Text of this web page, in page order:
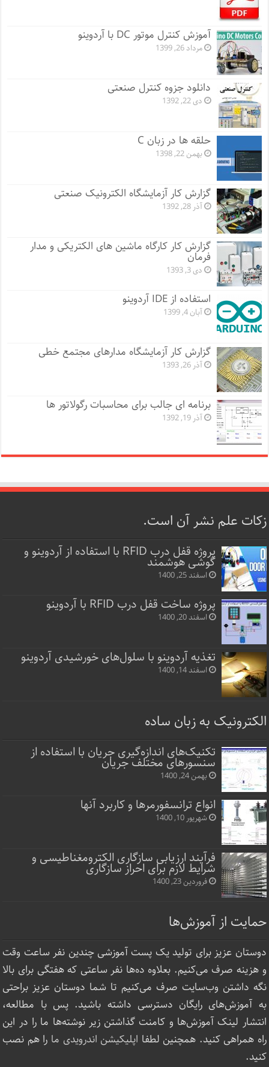
آموزش کنترل موتور DC با آردوینو
مرداد 26, 1399
دانلود جزوه کنترل صنعتی
دی 22, 1392
حلقه ها در زبان C
بهمن 22, 1398
گزارش کار آزمایشگاه الکترونیک صنعتی
آذر 28, 1392
گزارش کار کارگاه ماشین های الکتریکی و مدار
فرمان
دی 3, 1393
استفاده از IDE آردوینو
آبان 4, 1399
گزارش کار آزمایشگاه مدارهای مجتمع خطی
آذر 26, 1393
برنامه ای جالب برای محاسبات رگولاتور ها
آذر 19, 1392
زکات علم نشر آن است.
پروژه قفل‌ درب RFID با استفاده از آردوینو و
گوشی هوشمند
اسفند 25, 1400
پروژه ساخت قفل‌ درب RFID با آردوینو
اسفند 20, 1400
تغذیه آردوینو با سلول‌های خورشیدی آردوینو
اسفند 14, 1400
الکترونیک به زبان ساده
تکنیک‌های اندازه‌گیری جریان با استفاده از
سنسورهای مختلف جریان
بهمن 24, 1400
انواع ترانسفورمرها و کاربرد آنها
شهریور 10, 1400
فرآیند ارزیابی سازگاری الکترومغناطیسی و
شرایط لازم برای احراز سازگاری
فروردین 23, 1400
حمایت از آموزش‌ها
دوستان عزیز برای تولید یک پست آموزشی چندین نفر ساعت‌ وقت
و هزینه صرف می‌کنیم. بعلاوه ده‌ها نفر ساعتی که هفتگی برای بالا
نگه داشتن وب‌سایت صرف ‌می‌کنیم تا شما دوستان عزیز براحتی
به آموزش‌های رایگان دسترسی داشته باشید. پس با مطالعه،
انتشار لینک‌ آموزش‌ها و کامنت گذاشتن زیر نوشته‌‌ها ما را در این
راه همراهی کنید. همچنین لطفا اپلیکیشن اندرویدی ما را هم نصب
کنید.